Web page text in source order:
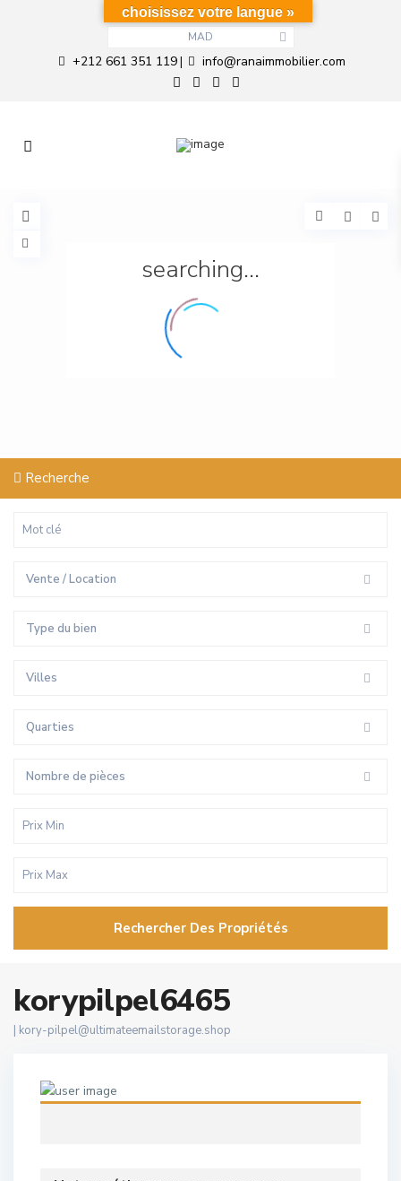
MAD
+212 661 351 119| info@ranaimmobilier.com
searching...
Recherche
Vente / Location
Type du bien
Villes
Quarties
Nombre de pièces
Rechercher Des Propriétés
korypilpel6465
| kory-pilpel@ultimateemailstorage.shop
choisissez votre langue »